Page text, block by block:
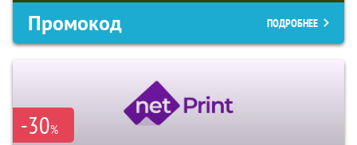
Промокод ПОДРОБНЕЕ
-30%